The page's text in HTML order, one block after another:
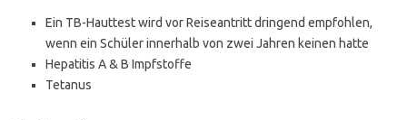
Ein TB-Hauttest wird vor Reiseantritt dringend empfohlen,
wenn ein Schüler innerhalb von zwei Jahren keinen hatte
Hepatitis A & B Impfstoffe
Tetanus